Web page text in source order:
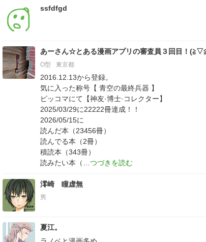
ssfdfgd
あーさん☆とある漫画アプリの審査員３回目！
O型 東京都
2016.12.13から登録。
気に入った称号【 青空の最終兵器 】
ピッコマにて【神友·博士·コレクター】
2025/03/29に22222冊達成！！
2026/05/15に
読んだ本（23456冊）
読んでる本（2冊）
積読本（343冊）
読みたい本（
澪崎 瞳虚無
男
夏江。